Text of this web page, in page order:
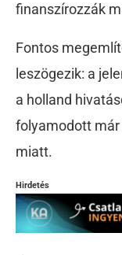
finanszírozzák
Fontos
leszögezik: a
a holland
folyamodott
miatt.
Hirdetés